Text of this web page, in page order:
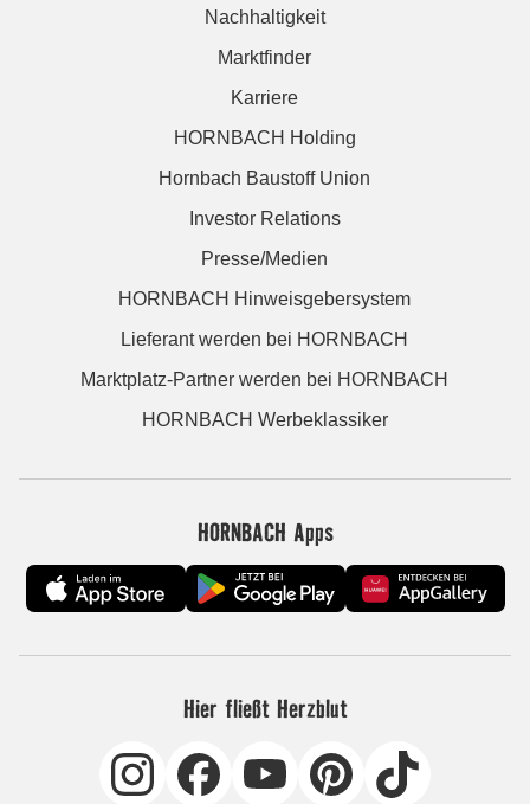
Nachhaltigkeit
Marktfinder
Karriere
HORNBACH Holding
Hornbach Baustoff Union
Investor Relations
Presse/Medien
HORNBACH Hinweisgebersystem
Lieferant werden bei HORNBACH
Marktplatz-Partner werden bei HORNBACH
HORNBACH Werbeklassiker
HORNBACH Apps
Hier fließt Herzblut